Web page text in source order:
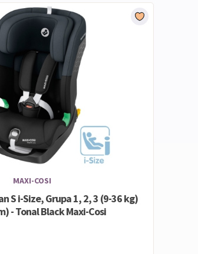
MAXI-COSI
S i-Size, Grupa 1, 2, 3 (9-36 kg)
- Tonal Black Maxi-Cosi